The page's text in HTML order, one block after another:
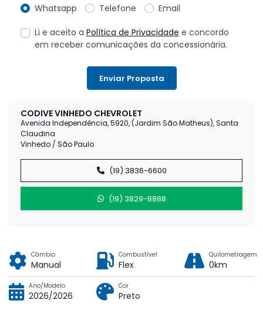
CODIVE VINHEDO CHEVROLET
Avenida Independência, 5920, (Jardim São Matheus), Santa
Claudina
Vinhedo / São Paulo
(19) 3836-6600
(19) 3829-8888
Whatsapp
Telefone Email
Li e aceito a Política de Privacidade e concordo
em receber comunicações da concessionária.
Enviar Proposta
Câmbio
Manual
Combustível
Flex
Quilometragem
0km
Ano/Modelo
2026/2026
Cor
Preto